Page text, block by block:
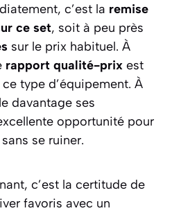
c’est la remise
ce set, soit à peu près
sur le prix habituel. À
rapport qualité-prix est
type d’équipement. À
davantage ses
opportunité pour
se ruiner.
c’est la certitude de
favoris avec un